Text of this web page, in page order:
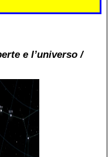
e l’universo /